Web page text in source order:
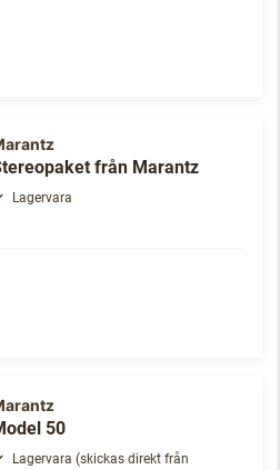
från Marantz
Lagervara
50
Lagervara (skickas direkt från